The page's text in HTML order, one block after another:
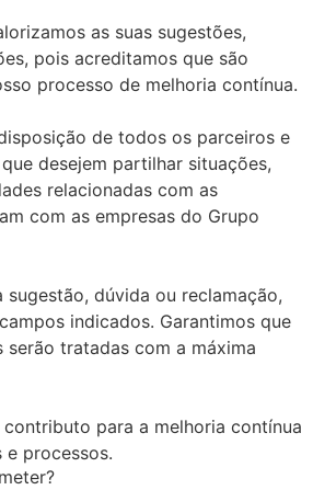
as suas sugestões,
pois acreditamos que são
processo de melhoria contínua.
de todos os parceiros e
desejem partilhar situações,
relacionadas com as
com as empresas do Grupo
sugestão, dúvida ou reclamação,
indicados. Garantimos que
serão tratadas com a máxima
para a melhoria contínua
e processos.